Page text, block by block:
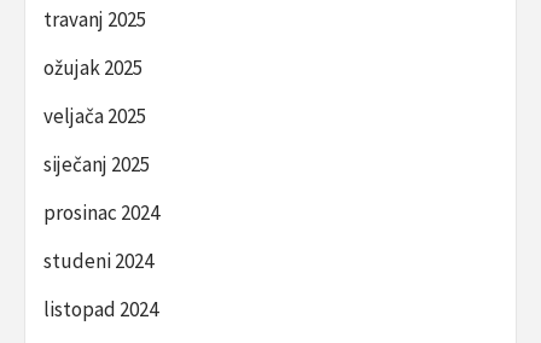
travanj 2025
ožujak 2025
veljača 2025
siječanj 2025
prosinac 2024
studeni 2024
listopad 2024